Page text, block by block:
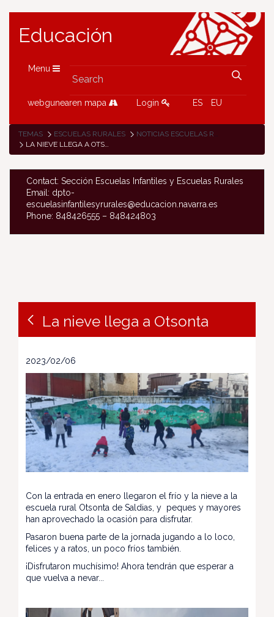
Educación
Menu
webgunearen mapa Login ES EU
TEMAS ESCUELAS RURALES
NOTICIAS ESCUELAS RURALES
LA NIEVE LLEGA A OTSONTA
Contact: Sección Escuelas Infantiles y Escuelas Rurales
Email: dpto-
escuelasinfantilesyrurales@educacion.navarra.es
Phone: 848426555 – 848424803
La nieve llega a Otsonta
2023/02/06
Con la entrada en enero llegaron el frío y la nieve a la
escuela rural Otsonta de Saldias, y peques y mayores
han aprovechado la ocasión para disfrutar.
Pasaron buena parte de la jornada jugando a lo loco,
felices y a ratos, un poco fríos también.
¡Disfrutaron muchísimo! Ahora tendrán que esperar a
que vuelva a nevar...